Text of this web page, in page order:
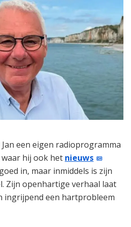
een eigen radioprogramma
hij ook het nieuws
in, maar inmiddels is zijn
Zijn openhartige verhaal laat
ingrijpend een hartprobleem